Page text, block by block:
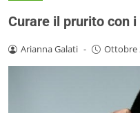
Curare il prurito con
Arianna Galati - Ottobre